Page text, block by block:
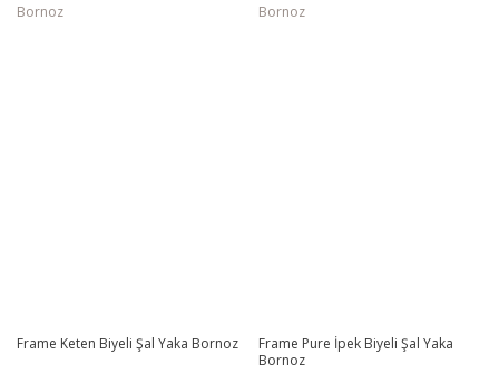
Frame Keten Biyeli Şal Yaka Bornoz
Frame Pure İpek Biyeli Şal Yaka
Bornoz